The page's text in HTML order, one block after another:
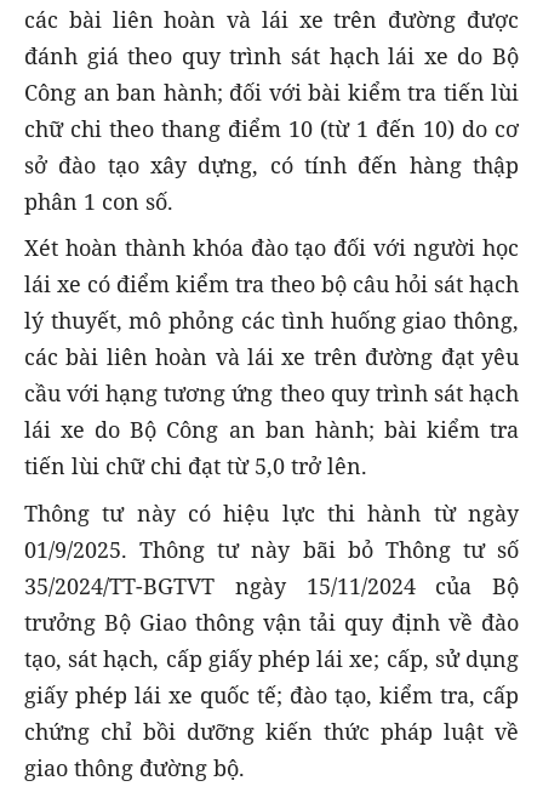
các bài liên hoàn và lái xe trên đường được
đánh giá theo quy trình sát hạch lái xe do Bộ
Công an ban hành; đối với bài kiểm tra tiến lùi
chữ chi theo thang điểm 10 (từ 1 đến 10) do cơ
sở đào tạo xây dựng, có tính đến hàng thập
phân 1 con số.
Xét hoàn thành khóa đào tạo đối với người học
lái xe có điểm kiểm tra theo bộ câu hỏi sát hạch
lý thuyết, mô phỏng các tình huống giao thông,
các bài liên hoàn và lái xe trên đường đạt yêu
cầu với hạng tương ứng theo quy trình sát hạch
lái xe do Bộ Công an ban hành; bài kiểm tra
tiến lùi chữ chi đạt từ 5,0 trở lên.
Thông tư này có hiệu lực thi hành từ ngày
01/9/2025. Thông tư này bãi bỏ Thông tư số
35/2024/TT-BGTVT ngày 15/11/2024 của Bộ
trưởng Bộ Giao thông vận tải quy định về đào
tạo, sát hạch, cấp giấy phép lái xe; cấp, sử dụng
giấy phép lái xe quốc tế; đào tạo, kiểm tra, cấp
chứng chỉ bồi dưỡng kiến thức pháp luật về
giao thông đường bộ.